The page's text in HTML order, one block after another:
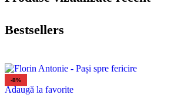
Bestsellers
-8%
Adaugă la favorite